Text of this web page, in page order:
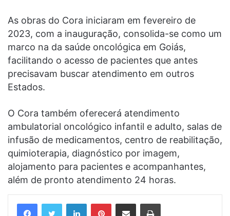
As obras do Cora iniciaram em fevereiro de
2023, com a inauguração, consolida-se como um
marco na da saúde oncológica em Goiás,
facilitando o acesso de pacientes que antes
precisavam buscar atendimento em outros
Estados.
O Cora também oferecerá atendimento
ambulatorial oncológico infantil e adulto, salas de
infusão de medicamentos, centro de reabilitação,
quimioterapia, diagnóstico por imagem,
alojamento para pacientes e acompanhantes,
além de pronto atendimento 24 horas.
LinkedinPinterestCompartilhar via e-mail Imprimir